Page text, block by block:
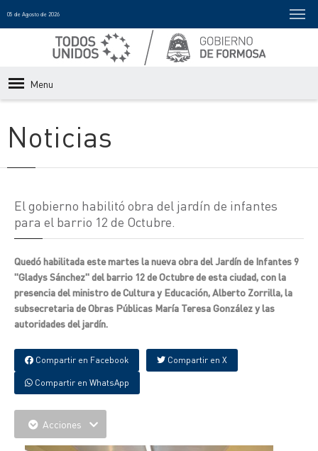
05 de Agosto de 2026
Menu
Noticias
El gobierno habilitó obra del jardín de infantes
para el barrio 12 de Octubre.
Quedó habilitada este martes la nueva obra del Jardín de Infantes 9
"Gladys Sánchez" del barrio 12 de Octubre de esta ciudad, con la
presencia del ministro de Cultura y Educación, Alberto Zorrilla, la
subsecretaria de Obras Públicas María Teresa González y las
autoridades del jardín.
Compartir en Facebook Compartir en X
Compartir en WhatsApp
Acciones